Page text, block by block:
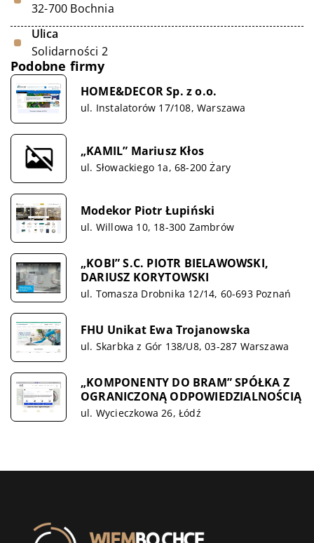
32-700 Bochnia
Ulica
Solidarności 2
Podobne firmy
HOME&DECOR Sp. z o.o.
ul. Instalatorów 17/108, Warszawa
„KAMIL” Mariusz Kłos
ul. Słowackiego 1a, 68-200 Żary
Modekor Piotr Łupiński
ul. Willowa 10, 18-300 Zambrów
„KOBI” S.C. PIOTR BIELAWOWSKI,
DARIUSZ KORYTOWSKI
ul. Tomasza Drobnika 12/14, 60-693 Poznań
FHU Unikat Ewa Trojanowska
ul. Skarbka z Gór 138/U8, 03-287 Warszawa
„KOMPONENTY DO BRAM” SPÓŁKA Z
OGRANICZONĄ ODPOWIEDZIALNOŚCIĄ
ul. Wycieczkowa 26, Łódź